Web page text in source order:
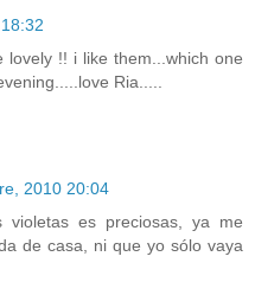
lovely !! i like them...which one
Ria.....
2010 20:04
es preciosas, ya me
de casa, ni que yo sólo vaya